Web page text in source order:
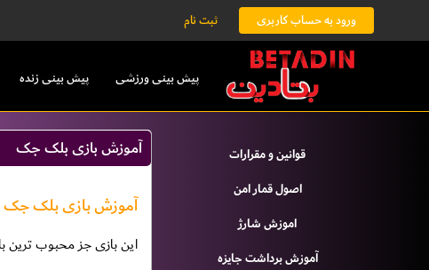
ورود به حساب کاربری ثبت نام
پیش بینی ورزشی پیش بینی زنده
قوانين و مقرارات
اصول قمار امن
اموزش شارژ
آموزش برداشت جایزه
آموزش بازی بلک جک
آموزش بازی بلک جک یا
اين بازى جز محبوب ترين بازى هاى كازينو